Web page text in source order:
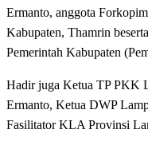
Ermanto, anggota
Kabupaten, Thamrin
Pemerintah Kabupaten
Hadir juga Ketua TP PKK
Ermanto, Ketua DWP
Fasilitator KLA Provinsi